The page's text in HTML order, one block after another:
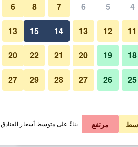
في الليلة
﷼ عرض الصفقة
﷼ عرض الصفقة
4
5
6
7
8
11
12
13
14
15
18
19
20
21
22
25
26
27
28
29
6
13
20
27
مرتفع بناءً على متوسط أسعار